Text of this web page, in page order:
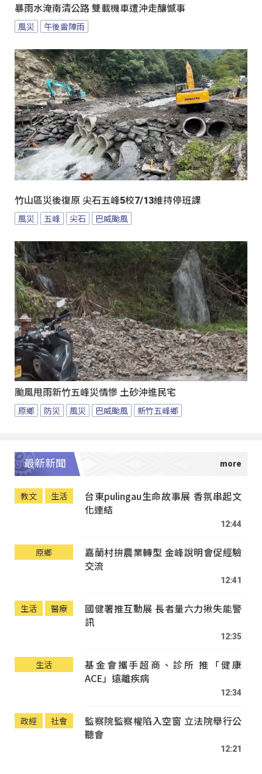
暴雨水淹南清公路 雙載機車遭沖走釀憾事
風災 午後雷陣雨
竹山區災後復原 尖石五峰5校7/13維持停班課
風災 五峰 尖石 巴威颱風
颱風甩雨新竹五峰災情慘 土砂沖進民宅
原鄉 防災 風災 巴威颱風 新竹五峰鄉
最新新聞
教文 生活
台東pulingau生命故事展 香氛串起文
化連結
12:44
原鄉
嘉蘭村拚農業轉型 金峰說明會促經驗
交流
12:41
生活 醫療
國健署推互動展 長者量六力揪失能警
訊
12:35
生活
基金會攜手超商、診所 推「健康
ACE」遠離疾病
12:34
政經 社會
監察院監察權陷入空窗 立法院舉行公
聽會
12:21